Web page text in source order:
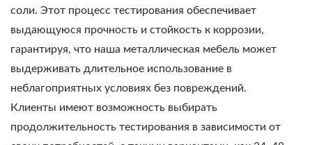
соли. Этот процесс тестирования обеспечивает
выдающуюся прочность и стойкость к коррозии,
гарантируя, что наша металлическая мебель может
выдерживать длительное использование в
неблагоприятных условиях без повреждений.
Клиенты имеют возможность выбирать
продолжительность тестирования в зависимости от